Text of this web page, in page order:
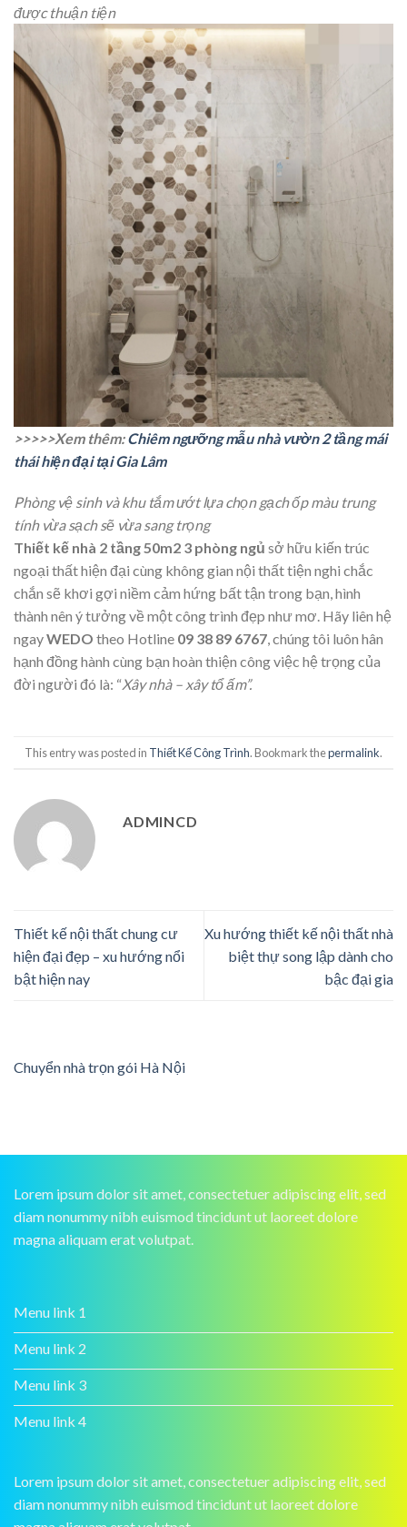
được thuận tiện
>>>>>Xem thêm:Chiêm ngưỡng mẫu nhà vườn 2 tầng mái
thái hiện đại tại Gia Lâm
Phòng vệ sinh và khu tắm ướt lựa chọn gạch ốp màu trung
tính vừa sạch sẽ vừa sang trọng
Thiết kế nhà 2 tầng 50m2 3 phòng ngủ sở hữu kiến trúc
ngoại thất hiện đại cùng không gian nội thất tiện nghi chắc
chắn sẽ khơi gợi niềm cảm hứng bất tận trong bạn, hình
thành nên ý tưởng về một công trình đẹp như mơ. Hãy liên hệ
ngayWEDO theo Hotline 09 38 89 6767, chúng tôi luôn hân
hạnh đồng hành cùng bạn hoàn thiện công việc hệ trọng của
đời người đó là: “Xây nhà – xây tổ ấm”.
This entry was posted in Thiết Kế Công Trình. Bookmark thepermalink.
ADMINCD
Thiết kế nội thất chung cư
hiện đại đẹp – xu hướng nổi
bật hiện nay
Xu hướng thiết kế nội thất nhà
biệt thự song lập dành cho
bậc đại gia
Chuyển nhà trọn gói Hà Nội
Lorem ipsum dolor sit amet, consectetuer adipiscing elit, sed
diam nonummy nibh euismod tincidunt ut laoreet dolore
magna aliquam erat volutpat.
Menu link 1
Menu link 2
Menu link 3
Menu link 4
Lorem ipsum dolor sit amet, consectetuer adipiscing elit, sed
diam nonummy nibh euismod tincidunt ut laoreet dolore